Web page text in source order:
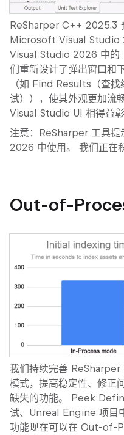
ReSharper C++ 2025.3
Microsoft Visual Studio
Visual Studio 2026 中的
们重新设计了弹出窗口和
（如 Find Results （查找
试）），使其外观更加流
Visual Studio UI 相得益彰
注意：ReSharper 工具
2026 中使用。 我们正在
Out-of-
我们持续完善
模式，提高稳定性、修正
缺失的功能。 Peek
试、Unreal Engine 项目
功能现在可以在Out-of-